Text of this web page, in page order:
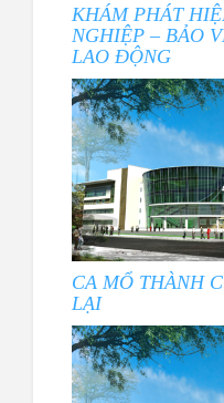
KHÁM PHÁT
NGHIỆP – BẢO
LAO ĐỘNG
CA MỔ THÀNH
LẠI